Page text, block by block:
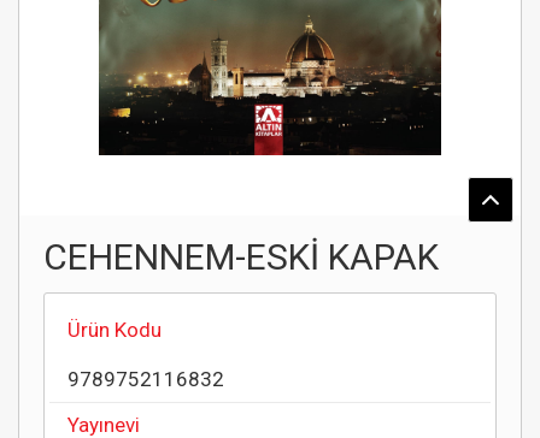
CEHENNEM-ESKİ KAPAK
Ürün Kodu
9789752116832
Yayınevi